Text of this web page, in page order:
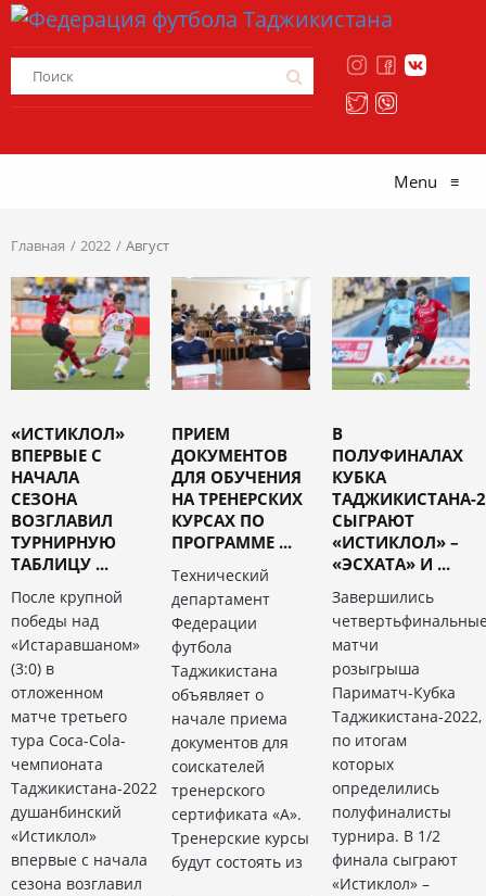
Menu ≡
Главная 2022 Август
«ИСТИКЛОЛ»
ВПЕРВЫЕ С
НАЧАЛА
СЕЗОНА
ВОЗГЛАВИЛ
ТУРНИРНУЮ
ТАБЛИЦУ ...
После крупной
победы над
«Истаравшаном»
(3:0) в
отложенном
матче третьего
тура Coca-Cola-
чемпионата
Таджикистана-2022
душанбинский
«Истиклол»
впервые с начала
сезона возглавил
ПРИЕМ
ДОКУМЕНТОВ
ДЛЯ ОБУЧЕНИЯ
НА ТРЕНЕРСКИХ
КУРСАХ ПО
ПРОГРАММЕ ...
Технический
департамент
Федерации
футбола
Таджикистана
объявляет о
начале приема
документов для
соискателей
тренерского
сертификата «А».
Тренерские курсы
будут состоять из
В
ПОЛУФИНАЛАХ
КУБКА
ТАДЖИКИСТАНА-
СЫГРАЮТ
«ИСТИКЛОЛ» –
«ЭСХАТА» И ...
Завершились
матчи
розыгрыша
Париматч-Кубка
Таджикистана-2022,
по итогам
которых
определились
полуфиналисты
турнира. В 1/2
финала сыграют
«Истиклол» –